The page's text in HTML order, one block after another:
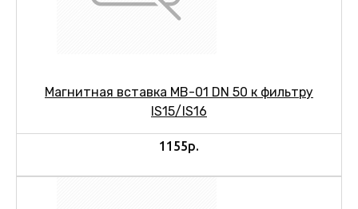
Магнитная вставка МВ-01 DN 50 к фильтру
IS15/IS16
1155р.